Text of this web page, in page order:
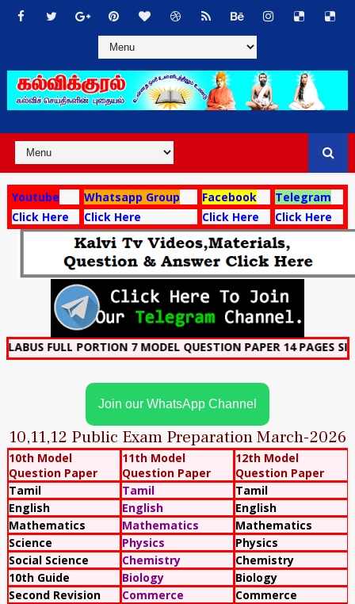
Youtube Whatsapp Group Facebook
Telegram
Click Here
Click Here Click Here Click Here
PORTION 7 MODEL QUESTION PAPER 14 PAGES SINGLE PDF:
Join our WhatsApp Channel
10,11,12 Public Exam Preparation March-2026
10th Model
Question Paper
11th Model
Question Paper
12th Model
Question Paper
Tamil
Tamil
Tamil
English
English
English
Mathematics
Mathematics
Mathematics
Science
Physics
Physics
Social Science
Chemistry
Chemistry
10th Guide
Biology
Biology
Second Revision
Commerce
Commerce